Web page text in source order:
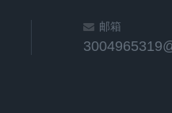
邮箱